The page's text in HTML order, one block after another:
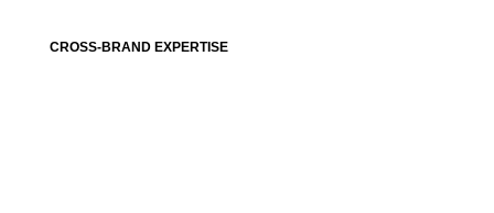
CROSS-BRAND EXPERTISE